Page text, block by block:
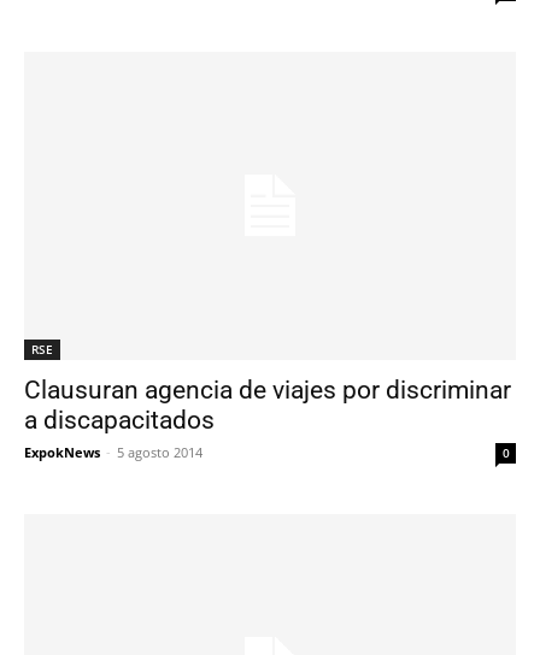
RSE
Clausuran agencia de viajes por discriminar
a discapacitados
ExpokNews - 5 agosto 2014 0